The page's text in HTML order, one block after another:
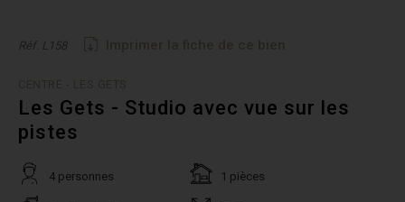
Réf. L158
Les Gets - Studio avec vue sur les
pistes
4 personnes 1 pièces